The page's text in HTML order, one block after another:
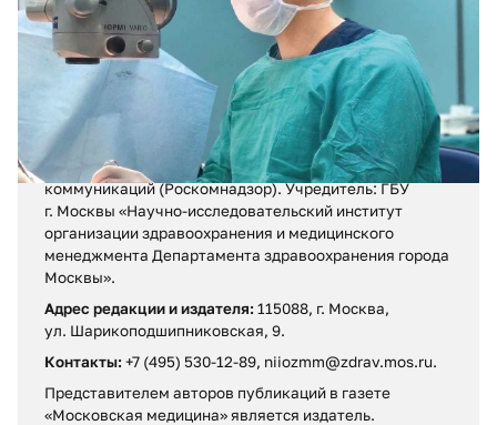
Регистрационное свидетельство ПИ № ФС 77 – 71880
от 13 декабря 2017 г.
Выдано Федеральной службой по надзору в сфере
связи, информационных технологий и массовых
коммуникаций (Роскомнадзор). Учредитель: ГБУ
г. Москвы «Научно-исследовательский институт
организации здравоохранения и медицинского
менеджмента Департамента здравоохранения города
Москвы».
Адрес редакции и издателя: 115088, г. Москва,
ул. Шарикоподшипниковская, 9.
Контакты: +7 (495) 530-12-89, niiozmm@zdrav.mos.ru.
Представителем авторов публикаций в газете
«Московская медицина» является издатель.